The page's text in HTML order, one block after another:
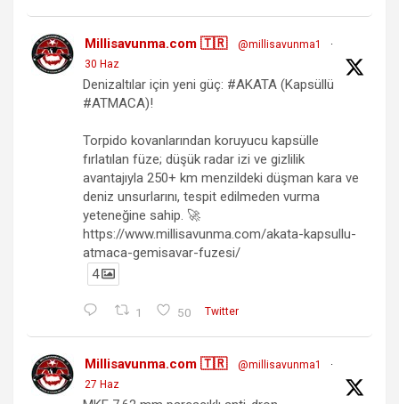
Millisavunma.com 🇹🇷 @millisavunma1
·
30 Haz
Denizaltılar için yeni güç: #AKATA (Kapsüllü
#ATMACA)!
Torpido kovanlarından koruyucu kapsülle
fırlatılan füze; düşük radar izi ve gizlilik
avantajıyla 250+ km menzildeki düşman kara ve
deniz unsurlarını, tespit edilmeden vurma
yeteneğine sahip. 🚀
https://www.millisavunma.com/akata-kapsullu-
atmaca-gemisavar-fuzesi/
4
1 50 Twitter
Millisavunma.com 🇹🇷 @millisavunma1
·
27 Haz